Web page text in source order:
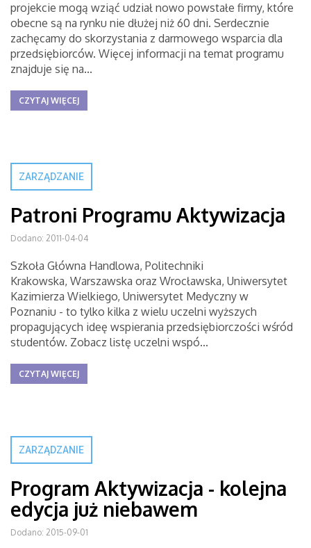
projekcie mogą wziąć udział nowo powstałe firmy, które
obecne są na rynku nie dłużej niż 60 dni. Serdecznie
zachęcamy do skorzystania z darmowego wsparcia dla
przedsiębiorców. Więcej informacji na temat programu
znajduje się na...
CZYTAJ WIĘCEJ
ZARZĄDZANIE
Patroni Programu Aktywizacja
Dodano: 2011-04-04
Szkoła Główna Handlowa, Politechniki
Krakowska, Warszawska oraz Wrocławska, Uniwersytet
Kazimierza Wielkiego, Uniwersytet Medyczny w
Poznaniu - to tylko kilka z wielu uczelni wyższych
propagujących ideę wspierania przedsiębiorczości wśród
studentów. Zobacz listę uczelni wspó...
CZYTAJ WIĘCEJ
ZARZĄDZANIE
Program Aktywizacja - kolejna
edycja już niebawem
Dodano: 2015-09-01